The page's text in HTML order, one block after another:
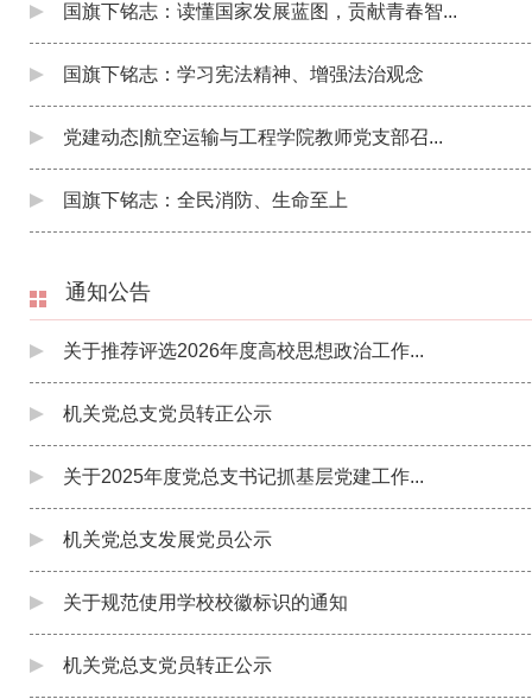
国旗下铭志：读懂国家发展蓝图，贡献青春智...
国旗下铭志：学习宪法精神、增强法治观念
党建动态|航空运输与工程学院教师党支部召...
国旗下铭志：全民消防、生命至上
通知公告
关于推荐评选2026年度高校思想政治工作...
机关党总支党员转正公示
关于2025年度党总支书记抓基层党建工作...
机关党总支发展党员公示
关于规范使用学校校徽标识的通知
机关党总支党员转正公示